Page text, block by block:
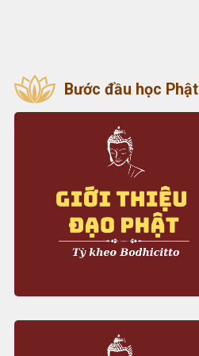
Bước đầu học Phật